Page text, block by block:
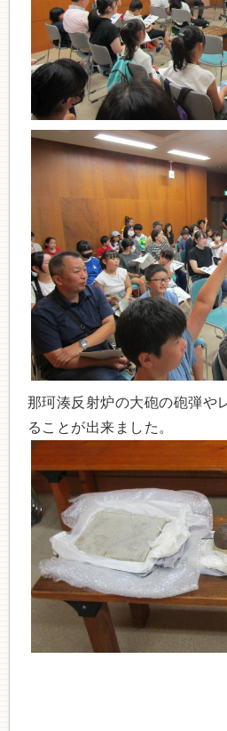
那珂湊反射炉の大砲の砲弾や
ることが出来ました。